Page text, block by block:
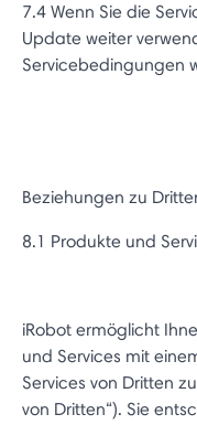
7.4 Wenn Sie die
Update weiter
Servicebedingungen
Beziehungen zu
8.1 Produkte und
iRobot ermöglicht
und Services mit
Services von Dritten
von Dritten“). Sie